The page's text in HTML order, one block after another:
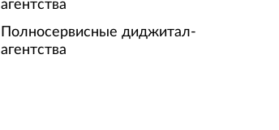
агентства
Полносервисные диджитал-
агентства